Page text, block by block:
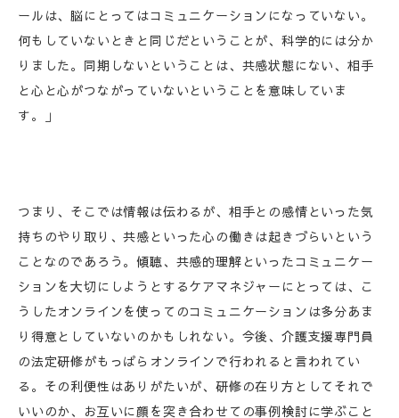
ールは、脳にとってはコミュニケーションになっていない。
何もしていないときと同じだということが、科学的には分か
りました。同期しないということは、共感状態にない、相手
と心と心がつながっていないということを意味していま
す。」
つまり、そこでは情報は伝わるが、相手との感情といった気
持ちのやり取り、共感といった心の働きは起きづらいという
ことなのであろう。傾聴、共感的理解といったコミュニケー
ションを大切にしようとするケアマネジャーにとっては、こ
うしたオンラインを使ってのコミュニケーションは多分あま
り得意としていないのかもしれない。今後、介護支援専門員
の法定研修がもっぱらオンラインで行われると言われてい
る。その利便性はありがたいが、研修の在り方としてそれで
いいのか、お互いに顔を突き合わせての事例検討に学ぶこと